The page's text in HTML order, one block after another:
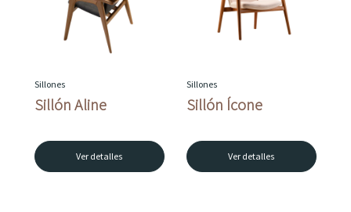
Sillones
Sillón Aline
Ver detalles
Sillones
Sillón Ícone
Ver detalles